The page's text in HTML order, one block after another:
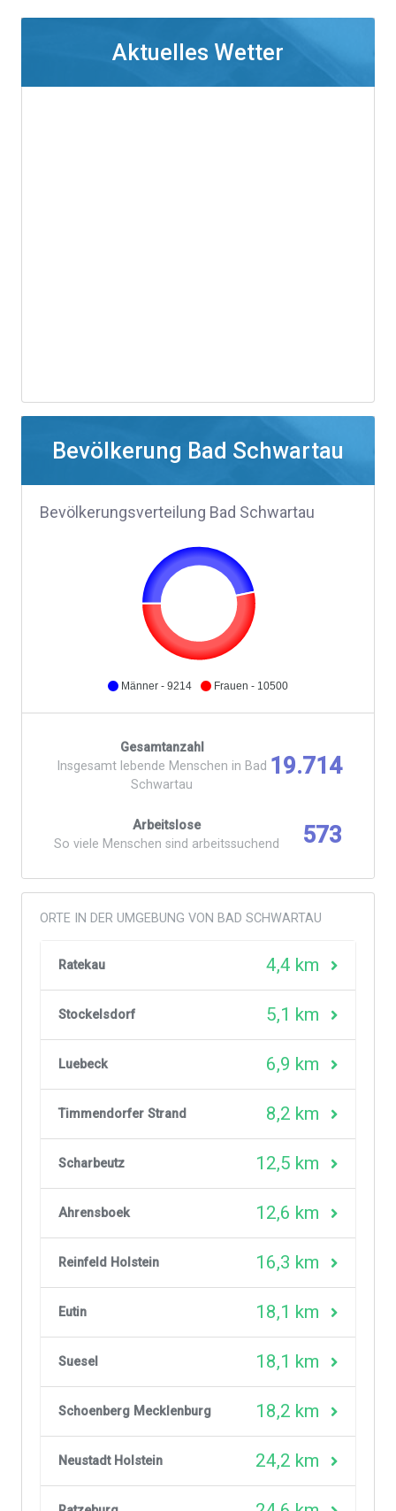
Aktuelles Wetter
Bevölkerung Bad Schwartau
Bevölkerungsverteilung Bad Schwartau
Männer - 9214 Frauen - 10500
Gesamtanzahl
Insgesamt lebende Menschen in Bad
Schwartau
19.714
Arbeitslose
So viele Menschen sind arbeitssuchend
573
ORTE IN DER UMGEBUNG VON BAD SCHWARTAU
Ratekau 4,4 km
Stockelsdorf 5,1 km
Luebeck 6,9 km
Timmendorfer Strand 8,2 km
Scharbeutz 12,5 km
Ahrensboek 12,6 km
Reinfeld Holstein 16,3 km
Eutin 18,1 km
Suesel 18,1 km
Schoenberg Mecklenburg 18,2 km
Neustadt Holstein 24,2 km